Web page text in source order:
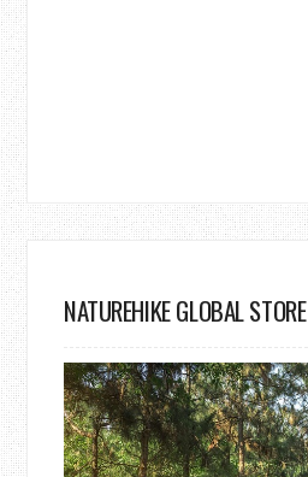
NATUREHIKE GLOBAL STORE